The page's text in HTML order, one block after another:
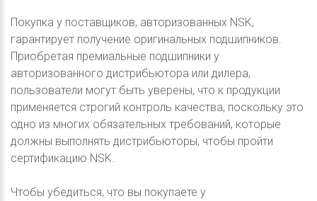
Покупка у поставщиков, авторизованных NSK,
гарантирует получение оригинальных подшипников.
Приобретая премиальные подшипники у
авторизованного дистрибьютора или дилера,
пользователи могут быть уверены, что к продукции
применяется строгий контроль качества, поскольку это
одно из многих обязательных требований, которые
должны выполнять дистрибьюторы, чтобы пройти
сертификацию NSK.
Чтобы убедиться, что вы покупаете у